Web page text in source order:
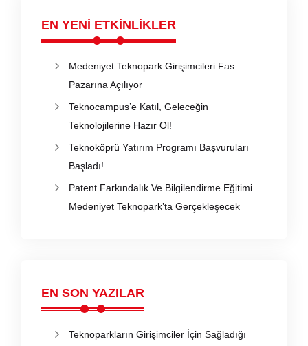
EN YENİ ETKİNLİKLER
Medeniyet Teknopark Girişimcileri Fas
Pazarına Açılıyor
Teknocampus’e Katıl, Geleceğin
Teknolojilerine Hazır Ol!
Teknoköprü Yatırım Programı Başvuruları
Başladı!
Patent Farkındalık Ve Bilgilendirme Eğitimi
Medeniyet Teknopark’ta Gerçekleşecek
EN SON YAZILAR
Teknoparkların Girişimciler İçin Sağladığı